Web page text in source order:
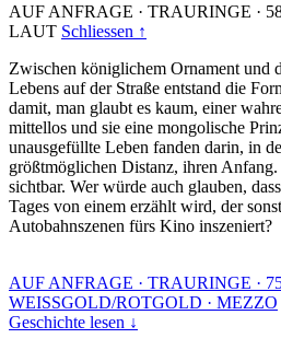
AUF ANFRAGE · TRAURINGE ·
LAUT Schliessen ↑
Zwischen königlichem Ornament und
Lebens auf der Straße entstand die
damit, man glaubt es kaum, einer
mittellos und sie eine mongolische
unausgefüllte Leben fanden darin, in
größtmöglichen Distanz, ihren
sichtbar. Wer würde auch glauben,
Tages von einem erzählt wird, der
Autobahnszenen fürs Kino inszeniert?
AUF ANFRAGE · TRAURINGE ·
WEISSGOLD/ROTGOLD · MEZZO
Geschichte lesen ↓